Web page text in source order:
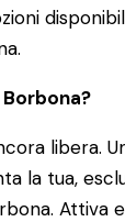
libera.
la tua,
Attiva